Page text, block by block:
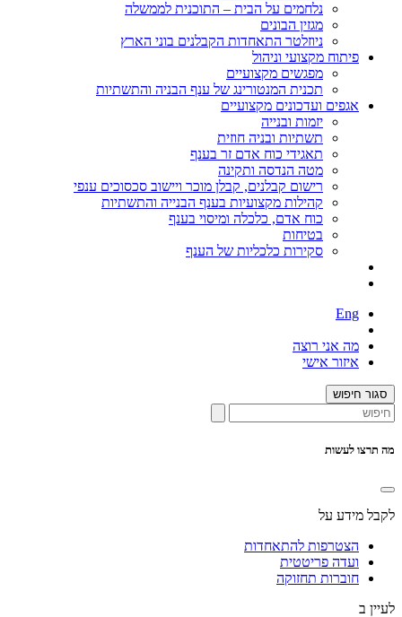
נלחמים על הבית – התוכנית לממשלה
מגזין הבונים
ניוזלטר התאחדות הקבלנים בוני הארץ
פיתוח מקצועי וניהול
מפגשים מקצועיים
תכנית המנטורינג של ענף הבניה והתשתיות
אגפים ועדכונים מקצועיים
יזמות ובנייה
תשתיות ובניה חוזית
תאגידי כוח אדם זר בענף
מטה הנדסה ותקינה
רישום קבלנים, קבלן מוכר ויישוב סכסוכים ענפי
קהילות מקצועיות בענף הבנייה והתשתיות
כוח אדם, כלכלה ומיסוי בענף
בטיחות
סקירות כלכליות של הענף
Eng
מה אני רוצה
איזור אישי
סגור חיפוש
מה תרצו לעשות
לקבל מידע על
הצטרפות להתאחדות
ועדה פריטטית
חוברות תחזוקה
לעיין ב